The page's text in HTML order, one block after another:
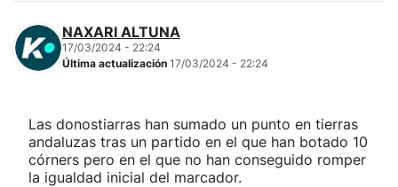
Más deportes
NAXARI ALTUNA
17/03/2024 - 22:24
Última actualización 17/03/2024 - 22:24
Las donostiarras han sumado un punto en tierras
andaluzas tras un partido en el que han botado 10
córners pero en el que no han conseguido romper
la igualdad inicial del marcador.